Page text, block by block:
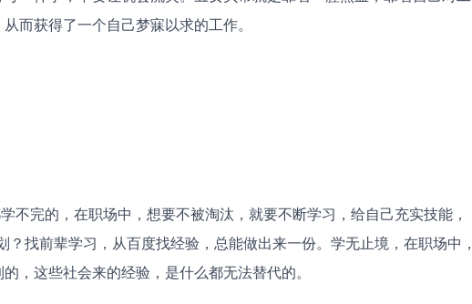
而获得了一个自己梦寐以求的工作。
找前辈学习，从百度找经验，总能做出来一份。学无止境，在职场中，
，这些社会来的经验，是什么都无法替代的。